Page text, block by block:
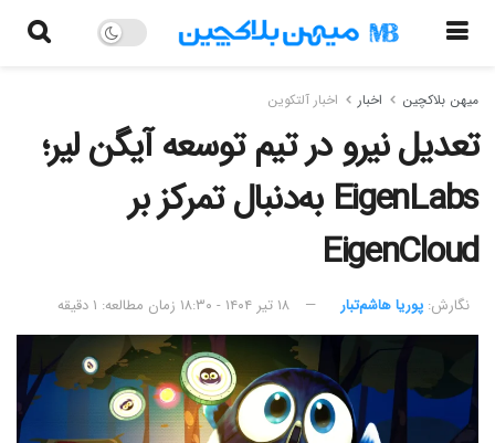
میهن بلاکچین اخبار اخبار آلتکوین
تعدیل نیرو در تیم توسعه آیگن لیر؛
EigenLabs به‌دنبال تمرکز بر
EigenCloud
نگارش:‌ پوریا هاشم‌تبار ۱۸ تیر ۱۴۰۴ - ۱۸:۳۰ زمان مطالعه: ۱ دقیقه